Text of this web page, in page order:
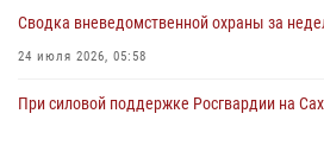
Сводка вневедомственной охраны за
24 июля 2026, 05:58
При силовой поддержке Росгвардии на